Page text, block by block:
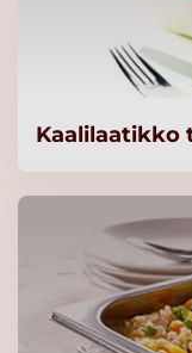
Kaalilaatikko